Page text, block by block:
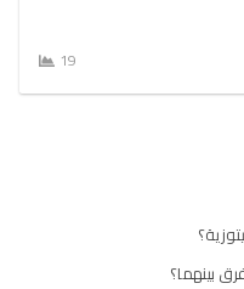
19
بينهما؟